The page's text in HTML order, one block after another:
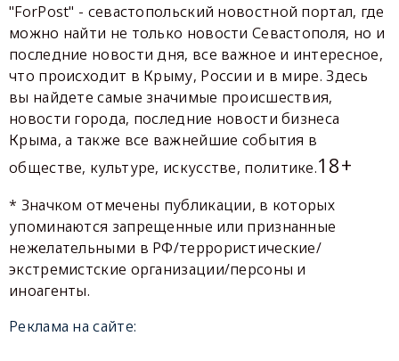
"ForPost" - севастопольский новостной портал, где
можно найти не только новости Севастополя, но и
последние новости дня, все важное и интересное,
что происходит в Крыму, России и в мире. Здесь
вы найдете самые значимые происшествия,
новости города, последние новости бизнеса
Крыма, а также все важнейшие события в
обществе, культуре, искусстве, политике.18+
* Значком отмечены публикации, в которых
упоминаются запрещенные или признанные
нежелательными в РФ/террористические/
экстремистские организации/персоны и
иноагенты.
Реклама на сайте: